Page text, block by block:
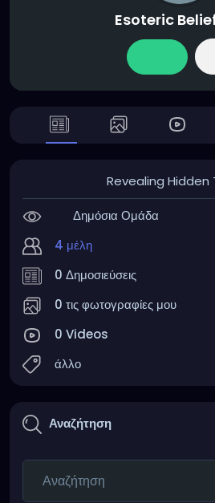
Esoteric
Revealing Hidden
Δημόσια Ομάδα
4 μέλη
0 Δημοσιεύσεις
0 τις φωτογραφίες μου
0 Videos
άλλο
Αναζήτηση